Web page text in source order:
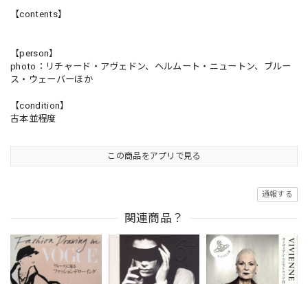
【contents】
【person】
photo：リチャード・アヴェドン、ヘルムート・ニュートン、ブルー
ス・ウェーバーほか
【condition】
古本並程度
この商品をアプリで見る
通報する
関連商品？